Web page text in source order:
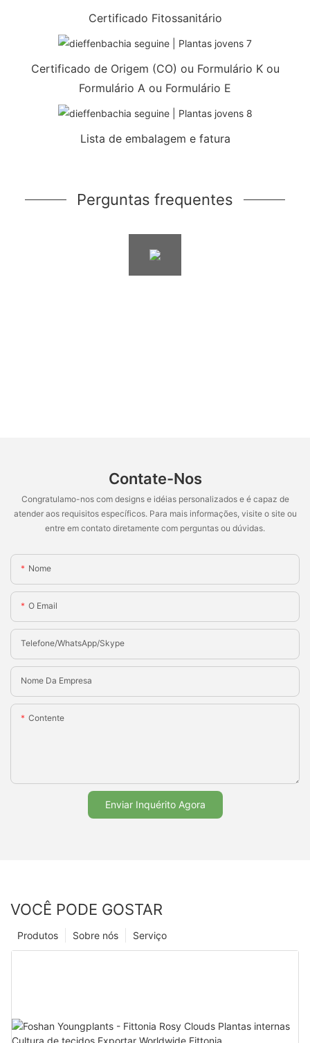
Certificado Fitossanitário
Certificado de Origem (CO) ou Formulário K ou
Formulário A ou Formulário E
Lista de embalagem e fatura
Perguntas frequentes
Contate-Nos
Congratulamo-nos com designs e idéias personalizados e é capaz de
atender aos requisitos específicos. Para mais informações, visite o site ou
entre em contato diretamente com perguntas ou dúvidas.
Nome
O Email
Telefone/WhatsApp/Skype
Nome Da Empresa
Contente
Enviar Inquérito Agora
VOCÊ PODE GOSTAR
Serviço
Sobre nós
Produtos